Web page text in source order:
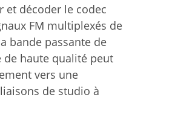
et décoder le codec
FM multiplexés de
bande passante de
de haute qualité peut
vers une
de studio à